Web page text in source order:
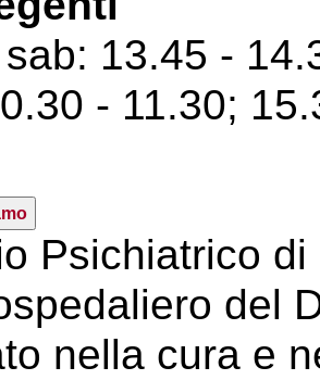
13.45 -
- 11.30;
Psichiatrico
del
nella cura e